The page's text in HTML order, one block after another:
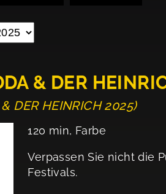
& DER
DER HEINRICH 2025)
120 min, Farbe
Verpassen Sie nicht die
Festivals.